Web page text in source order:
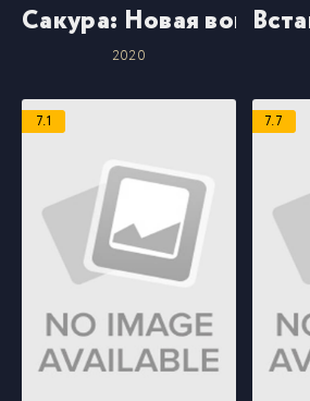
Сакура: Новая война
2020
7.1 7.7